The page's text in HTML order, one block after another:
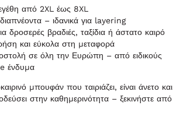
από 2XL έως 8XL
– ιδανικά για layering
δροσερές βραδιές, ταξίδια ή άστατο καιρό
και εύκολα στη μεταφορά
σε όλη την Ευρώπη – από ειδικούς
ένδυμα
μπουφάν που ταιριάζει, είναι άνετο και
στην καθημερινότητα – ξεκινήστε από